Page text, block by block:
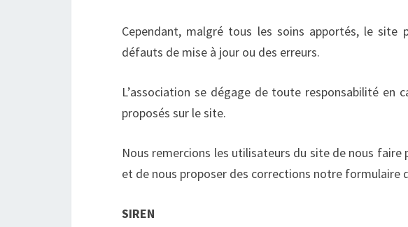
Cependant, malgré tous les soins apportés, le site
défauts de mise à jour ou des erreurs.
L’association se dégage de toute responsabilité en
proposés sur le site.
Nous remercions les utilisateurs du site de nous faire
et de nous proposer des corrections notre formulaire
SIREN